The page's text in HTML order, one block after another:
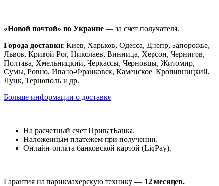
«Новой почтой» по Украине — за счет получателя.
Города доставки: Киев, Харьков, Одесса, Днепр, Запорожье,
Львов, Кривой Рог, Николаев, Винница, Херсон, Чернигов,
Полтава, Хмельницкий, Черкассы, Черновцы, Житомир,
Сумы, Ровно, Ивано-Франковск, Каменское, Кропивницкий,
Луцк, Тернополь и др.
Больше информации о доставке
На расчетный счет ПриватБанка.
Наложенным платежем при получении.
Онлайн-оплата банковской картой (LiqPay).
Гарантия на парикмахерскую технику — 12 месяцев.